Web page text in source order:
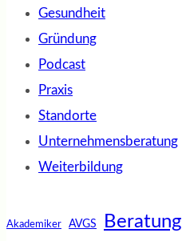
Gesundheit
Gründung
Podcast
Praxis
Standorte
Unternehmensberatung
Weiterbildung
Akademiker AVGS Beratung